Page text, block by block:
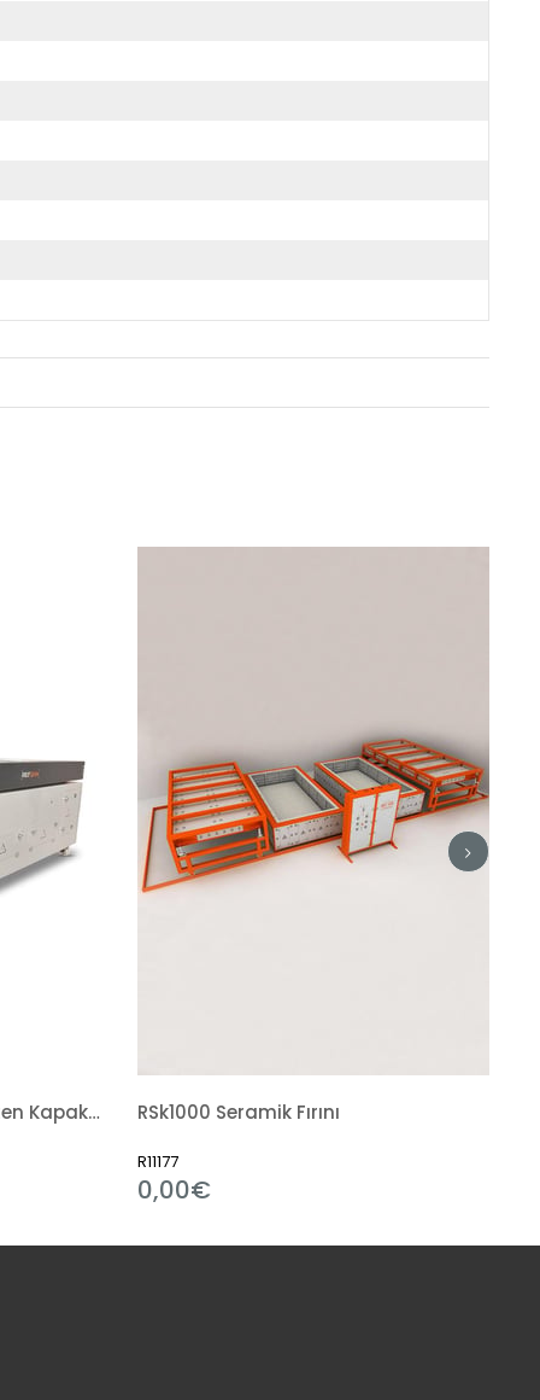
RSU750 Seramik Fırını (Üstten Kapaklı) RSk1000 Seramik Fırını
R11177
0,00€